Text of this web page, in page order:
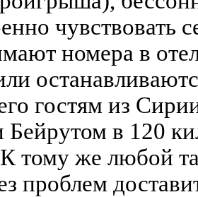
чувствовать
номера в
гостям из
в 120
тому же любой
проблем